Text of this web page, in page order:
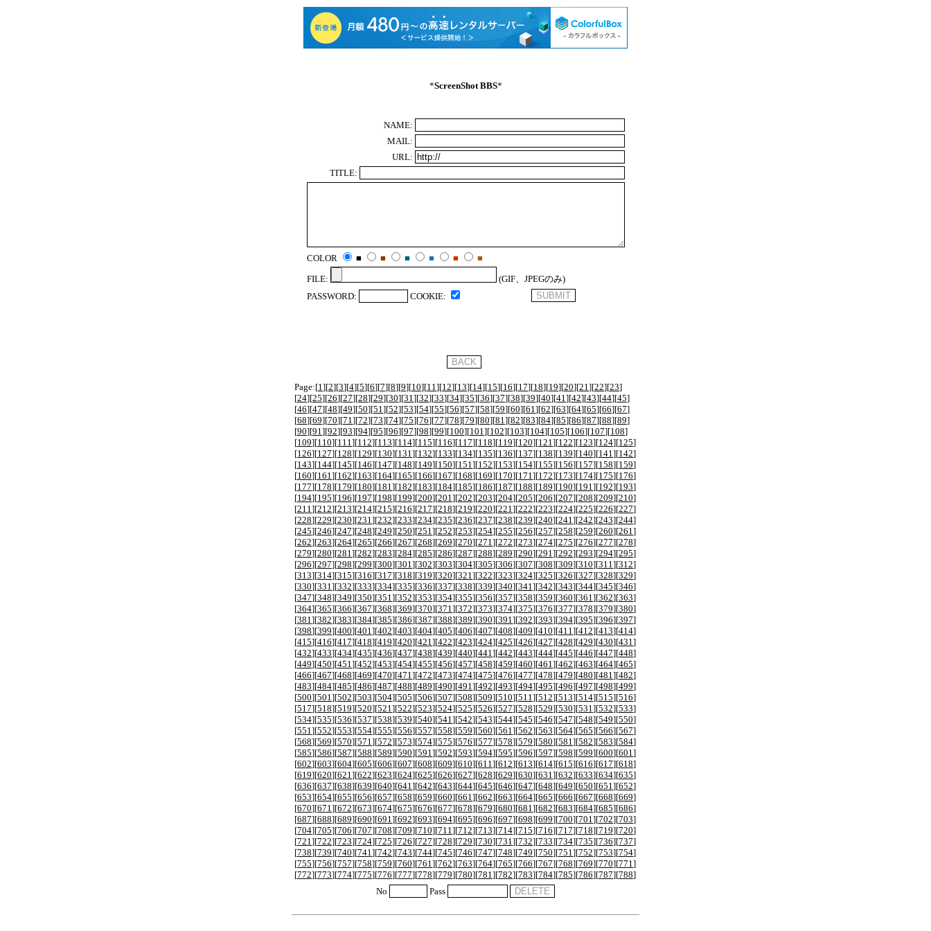
*ScreenShot BBS*
NAME:
MAIL:
URL:
TITLE:
COLOR ■ ■ ■ ■ ■
■
FILE:
(GIF、JPEGのみ)
PASSWORD:
COOKIE:
Page:[1 ][2][3][4][5][6][7][8][9][10][11 ][12][13][14][15][16][17][18][19][20][21 ][22][23]
[24][25][26][27][28][29][30][31 ][32][33][34][35][36][37][38][39][40][41 ][42][43][44][45]
[46][47][48][49][50][51 ][52][53][54][55][56][57][58][59][60][61 ][62][63][64][65][66][67]
[68][69][70][71 ][72][73][74][75][76][77][78][79][80][81 ][82][83][84][85][86][87][88][89]
[90][91 ][92][93][94][95][96][97][98][99][100][101 ][102][103][104][105][106][107][108]
[109][110][111 ][112][113][114][115][116][117][118][119][120][121 ][122][123][124][125]
[126][127][128][129][130][131 ][132][133][134][135][136][137][138][139][140][141 ][142]
[143][144][145][146][147][148][149][150][151 ][152][153][154][155][156][157][158][159]
[160][161 ][162][163][164][165][166][167][168][169][170][171 ][172][173][174][175][176]
[177][178][179][180][181 ][182][183][184][185][186][187][188][189][190][191 ][192][193]
[194][195][196][197][198][199][200][201 ][202][203][204][205][206][207][208][209][210]
[211 ][212][213][214][215][216][217][218][219][220][221 ][222][223][224][225][226][227]
[228][229][230][231 ][232][233][234][235][236][237][238][239][240][241 ][242][243][244]
[245][246][247][248][249][250][251 ][252][253][254][255][256][257][258][259][260][261 ]
[262][263][264][265][266][267][268][269][270][271 ][272][273][274][275][276][277][278]
[279][280][281 ][282][283][284][285][286][287][288][289][290][291 ][292][293][294][295]
[296][297][298][299][300][301 ][302][303][304][305][306][307][308][309][310][311 ][312]
[313][314][315][316][317][318][319][320][321 ][322][323][324][325][326][327][328][329]
[330][331 ][332][333][334][335][336][337][338][339][340][341 ][342][343][344][345][346]
[347][348][349][350][351 ][352][353][354][355][356][357][358][359][360][361 ][362][363]
[364][365][366][367][368][369][370][371 ][372][373][374][375][376][377][378][379][380]
[381 ][382][383][384][385][386][387][388][389][390][391 ][392][393][394][395][396][397]
[398][399][400][401 ][402][403][404][405][406][407][408][409][410][411 ][412][413][414]
[415][416][417][418][419][420][421 ][422][423][424][425][426][427][428][429][430][431 ]
[432][433][434][435][436][437][438][439][440][441 ][442][443][444][445][446][447][448]
[449][450][451 ][452][453][454][455][456][457][458][459][460][461 ][462][463][464][465]
[466][467][468][469][470][471 ][472][473][474][475][476][477][478][479][480][481 ][482]
[483][484][485][486][487][488][489][490][491 ][492][493][494][495][496][497][498][499]
[500][501 ][502][503][504][505][506][507][508][509][510][511 ][512][513][514][515][516]
[517][518][519][520][521 ][522][523][524][525][526][527][528][529][530][531 ][532][533]
[534][535][536][537][538][539][540][541 ][542][543][544][545][546][547][548][549][550]
[551 ][552][553][554][555][556][557][558][559][560][561 ][562][563][564][565][566][567]
[568][569][570][571 ][572][573][574][575][576][577][578][579][580][581 ][582][583][584]
[585][586][587][588][589][590][591 ][592][593][594][595][596][597][598][599][600][601 ]
[602][603][604][605][606][607][608][609][610][611 ][612][613][614][615][616][617][618]
[619][620][621 ][622][623][624][625][626][627][628][629][630][631 ][632][633][634][635]
[636][637][638][639][640][641 ][642][643][644][645][646][647][648][649][650][651 ][652]
[653][654][655][656][657][658][659][660][661 ][662][663][664][665][666][667][668][669]
[670][671 ][672][673][674][675][676][677][678][679][680][681 ][682][683][684][685][686]
[687][688][689][690][691 ][692][693][694][695][696][697][698][699][700][701 ][702][703]
[704][705][706][707][708][709][710][711 ][712][713][714][715][716][717][718][719][720]
[721 ][722][723][724][725][726][727][728][729][730][731 ][732][733][734][735][736][737]
[738][739][740][741 ][742][743][744][745][746][747][748][749][750][751 ][752][753][754]
[755][756][757][758][759][760][761 ][762][763][764][765][766][767][768][769][770][771 ]
[772][773][774][775][776][777][778][779][780][781 ][782][783][784][785][786][787][788]
No
Pass